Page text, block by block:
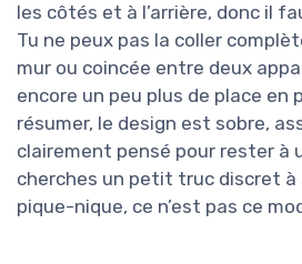
les côtés et à l’arrière, donc il
Tu ne peux pas la coller
mur ou coincée entre deux
encore un peu plus de place en
résumer, le design est sobre,
clairement pensé pour rester à
cherches un petit truc discret
pique-nique, ce n’est pas ce